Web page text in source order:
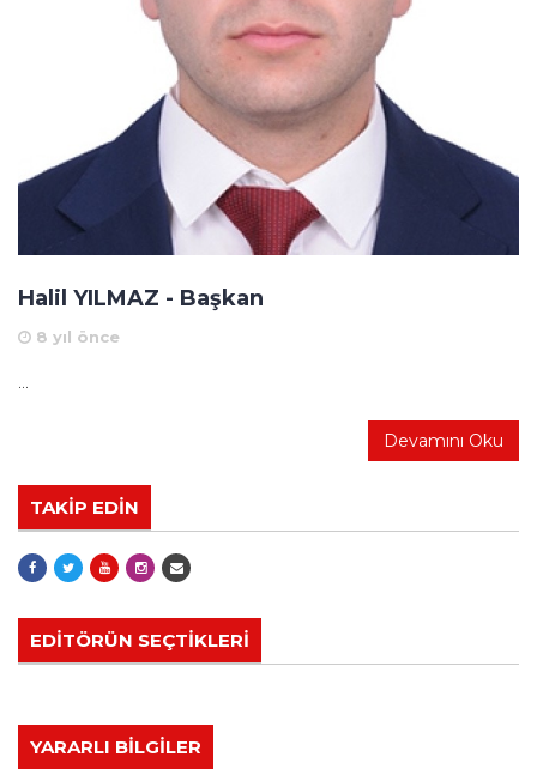
Halil YILMAZ - Başkan
8 yıl önce
...
Devamını Oku
TAKİP EDİN
EDİTÖRÜN SEÇTİKLERİ
YARARLI BİLGİLER